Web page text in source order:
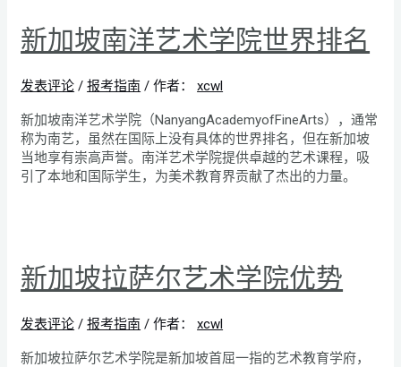
新加坡南洋艺术学院世界排名
发表评论 /报考指南 / 作者： xcwl
新加坡南洋艺术学院（NanyangAcademyofFineArts），通常
称为南艺，虽然在国际上没有具体的世界排名，但在新加坡
当地享有崇高声誉。南洋艺术学院提供卓越的艺术课程，吸
引了本地和国际学生，为美术教育界贡献了杰出的力量。
新加坡拉萨尔艺术学院优势
发表评论 /报考指南 / 作者： xcwl
新加坡拉萨尔艺术学院是新加坡首屈一指的艺术教育学府，